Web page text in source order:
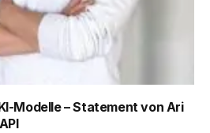
Modelle – Statement von Ari